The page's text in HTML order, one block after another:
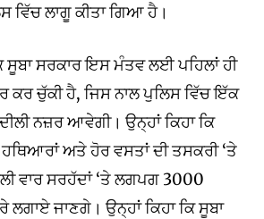
ਵਿੱਚ ਲਾਗੂ ਕੀਤਾ ਗਿਆ ਹੈ।
ਸੂਬਾ ਸਰਕਾਰ ਇਸ ਮੰਤਵ ਲਈ ਪਹਿਲਾਂ ਹੀ
ਕਰ ਚੁੱਕੀ ਹੈ, ਜਿਸ ਨਾਲ ਪੁਲਿਸ ਵਿੱਚ ਇੱਕ
ਨਜ਼ਰ ਆਵੇਗੀ। ਉਨ੍ਹਾਂ ਕਿਹਾ ਕਿ
ਅਤੇ ਹੋਰ ਵਸਤਾਂ ਦੀ ਤਸਕਰੀ ‘ਤੇ
ਵਾਰ ਸਰਹੱਦਾਂ ‘ਤੇ ਲਗਪਗ 3000
ਜਾਣਗੇ। ਉਨ੍ਹਾਂ ਕਿਹਾ ਕਿ ਸੂਬਾ